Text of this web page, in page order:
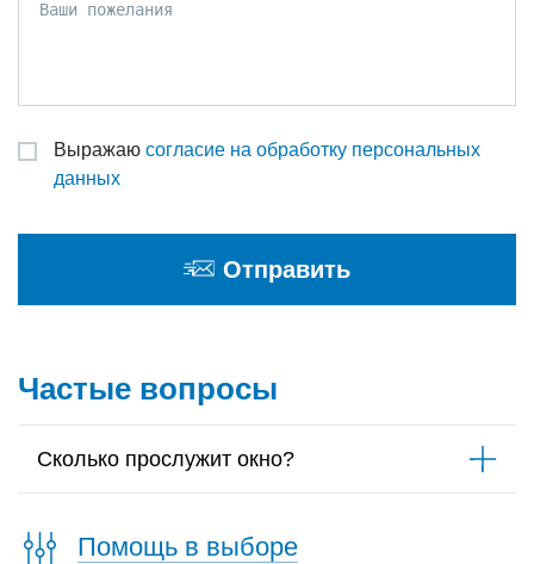
Выражаю согласие на обработку персональных
данных
Отправить
Частые вопросы
Сколько прослужит окно?
Помощь в выборе